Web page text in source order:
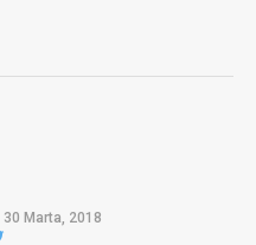
30 Marta, 2018